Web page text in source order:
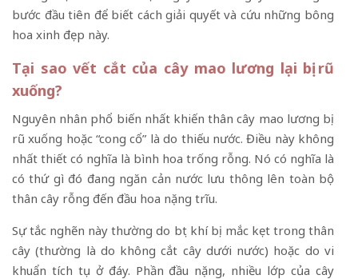
bước đầu tiên để biết cách giải quyết và cứu những bông
hoa xinh đẹp này.
Tại sao vết cắt của cây mao lương lại bị rũ
xuống?
Nguyên nhân phổ biến nhất khiến thân cây mao lương bị
rũ xuống hoặc “cong cổ” là do thiếu nước. Điều này không
nhất thiết có nghĩa là bình hoa trống rỗng. Nó có nghĩa là
có thứ gì đó đang ngăn cản nước lưu thông lên toàn bộ
thân cây rỗng đến đầu hoa nặng trĩu.
Sự tắc nghẽn này thường do bọt khí bị mắc kẹt trong thân
cây (thường là do không cắt cây dưới nước) hoặc do vi
khuẩn tích tụ ở đáy. Phần đầu nặng, nhiều lớp của cây